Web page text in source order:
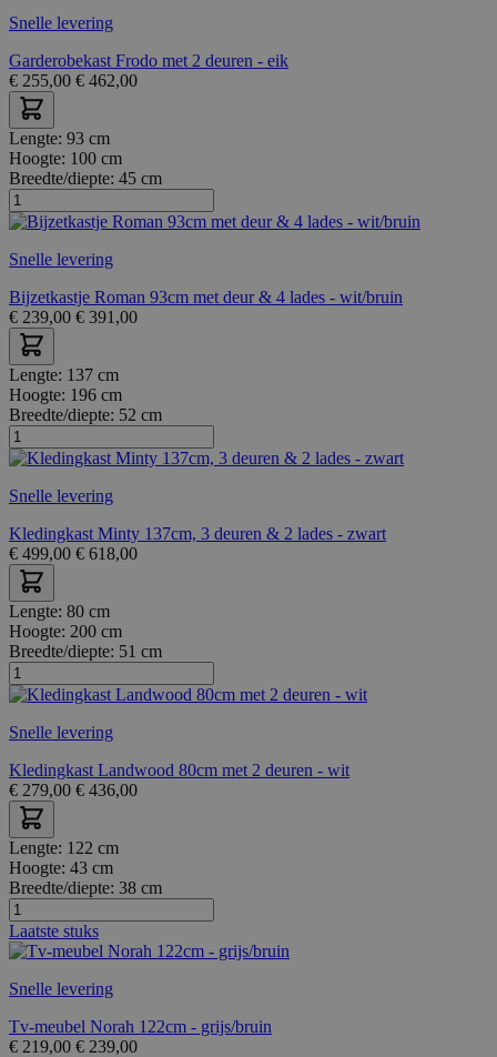
Snelle levering
Garderobekast Frodo met 2 deuren - eik
€ 255,00 € 462,00
Lengte: 93 cm
Hoogte: 100 cm
Breedte/diepte: 45 cm
Snelle levering
Bijzetkastje Roman 93cm met deur & 4 lades - wit/bruin
€ 239,00 € 391,00
Lengte: 137 cm
Hoogte: 196 cm
Breedte/diepte: 52 cm
Snelle levering
Kledingkast Minty 137cm, 3 deuren & 2 lades - zwart
€ 499,00 € 618,00
Lengte: 80 cm
Hoogte: 200 cm
Breedte/diepte: 51 cm
Snelle levering
Kledingkast Landwood 80cm met 2 deuren - wit
€ 279,00 € 436,00
Lengte: 122 cm
Hoogte: 43 cm
Breedte/diepte: 38 cm
Laatste stuks
Snelle levering
Tv-meubel Norah 122cm - grijs/bruin
€ 219,00 € 239,00